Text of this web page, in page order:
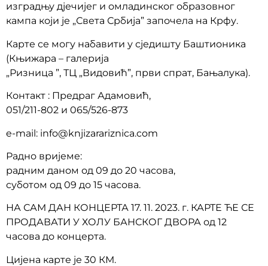
изградњу дјечијег и омладинског образовног
кампа који је „Света Србија” започела на Крфу.
Карте се могу набавити у сједишту Баштионика
(Књижара – галерија
„Ризница ”, ТЦ „Видовић”, први спрат, Бањалука).
Контакт : Предраг Адамовић,
051/211-802 и 065/526-873
e-mail: info@knjizarariznica.com
Радно вријеме:
радним даном од 09 до 20 часова,
суботом од 09 до 15 часова.
НА САМ ДАН КОНЦЕРТА 17. 11. 2023. г. КАРТЕ ЋЕ СЕ
ПРОДАВАТИ У ХОЛУ БАНСКОГ ДВОРА од 12
часова до концерта.
Цијена карте је 30 КМ.